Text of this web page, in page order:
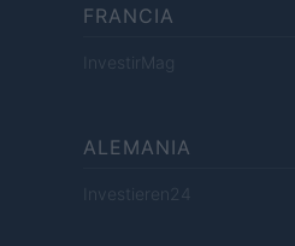
FRANCIA
InvestirMag
ALEMANIA
Investieren24